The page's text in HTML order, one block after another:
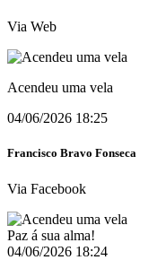
Via Web
Acendeu uma vela
04/06/2026 18:25
Francisco Bravo Fonseca
Via Facebook
Paz á sua alma!
04/06/2026 18:24